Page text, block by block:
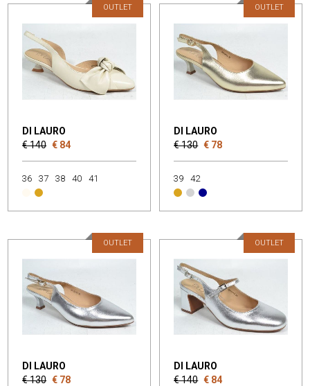
DI LAURO
€ 140 € 84
OUTLET
36 37 38 40 41
DI LAURO
€ 130 € 78
OUTLET
39 42
DI LAURO
€ 130 € 78
OUTLET
DI LAURO
€ 140 € 84
OUTLET